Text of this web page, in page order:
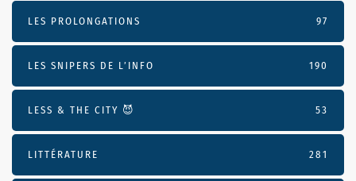
LES PROLONGATIONS 97
LES SNIPERS DE L’INFO 190
LESS & THE CITY 😈 53
LITTÉRATURE 281